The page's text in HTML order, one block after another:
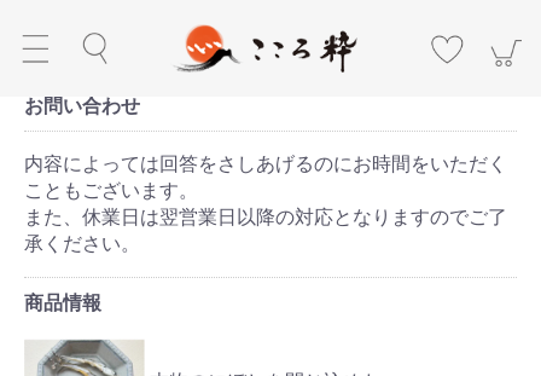
お問い合わせ
内容によっては回答をさしあげるのにお時間をいただく
こともございます。
また、休業日は翌営業日以降の対応となりますのでご了
承ください。
商品情報